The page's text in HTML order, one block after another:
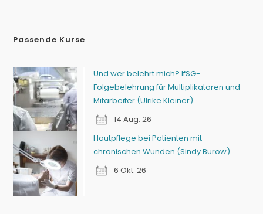
Passende Kurse
Und wer belehrt mich? IfSG-
Folgebelehrung für Multiplikatoren und
Mitarbeiter (Ulrike Kleiner)
14 Aug. 26
Hautpflege bei Patienten mit
chronischen Wunden (Sindy Burow)
6 Okt. 26